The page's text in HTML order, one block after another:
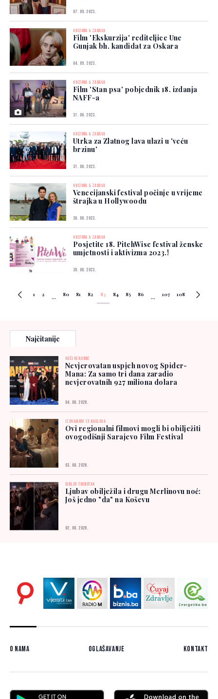
07. 09. 2023.
KULTURA & ZABAVA
Film 'Ekskurzija' rediteljice Une
Gunjak bh. kandidat za Oskara
04. 09. 2023.
KULTURA & ZABAVA
Film 'Stan psa' pobjednik 18. izdanja
NAFF-a
31. 08. 2023.
KULTURA & ZABAVA
Utrka za Zlatnog lava ulazi u 'veću
brzinu'
31. 08. 2023.
KULTURA & ZABAVA
Venecijanski festival počinje u vrijeme
štrajka u Hollywoodu
30. 08. 2023.
KULTURA & ZABAVA
Posjetite 18. PitchWise festival ženske
umjetnosti i aktivizma 2023.!
30. 08. 2023.
1 2 ... 80 81 82 83 84 85 86 ... 107 108
Najčitanije
RUŠI REKORDE
Nevjerovatan uspjeh novog Spider-
Mana: Za samo tri dana zaradio
nevjerovatnih 927 miliona dolara
04. 08. 2026.
IZDVAJAMO 13 NASLOVA
Ovi regionalni filmovi mogli bi obilježiti
ovogodišnji Sarajevo Film Festival
03. 08. 2026.
DIRLJIV TRENUTAK
Ljubav obilježila i drugu Merlinovu noć:
Još jedno "da" na Koševu
02. 08. 2026.
O nama Oglašavanje Kontakt